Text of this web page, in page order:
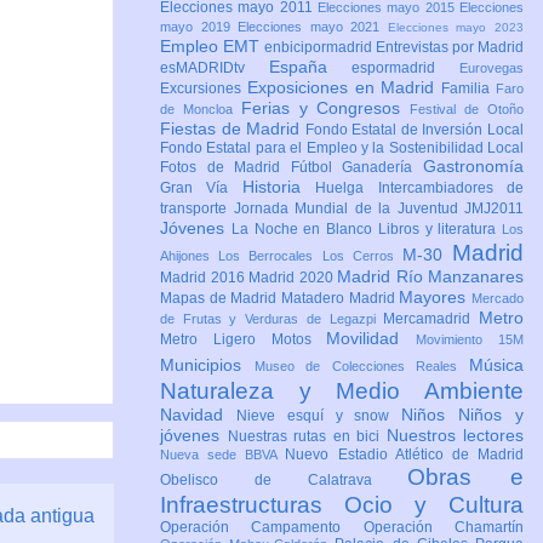
antigua
Elecciones mayo 2011 Elecciones mayo 2015 Elecciones
mayo 2019
Elecciones mayo 2021 Elecciones mayo 2023
Empleo EMT enbicipormadrid Entrevistas por Madrid
esMADRIDtv Españaespormadrid Eurovegas
Excursiones Exposiciones en Madrid Familia Faro
de Moncloa
Ferias y Congresos Festival de Otoño
Fiestas de Madrid Fondo Estatal de Inversión Local
Fondo Estatal para el Empleo y la Sostenibilidad Local
Fotos de Madrid
FútbolGanaderíaGastronomía
Gran Vía Historia Huelga
Intercambiadores de
transporte Jornada Mundial de la Juventud JMJ2011
Jóvenes La Noche en Blanco Libros y literatura
Los
Ahijones
Los Berrocales Los Cerros M-30 Madrid
Madrid 2016 Madrid 2020 Madrid Río Manzanares
Mapas de Madrid Matadero Madrid Mayores Mercado
de Frutas y Verduras de Legazpi
Mercamadrid Metro
Metro Ligero Motos Movilidad Movimiento 15M
Municipios Museo de Colecciones Reales Música
Naturaleza y Medio Ambiente
Navidad Nieve esquí y snow Niños Niños y
jóvenes
Nuestras rutas en bici Nuestros lectores
Nueva sede BBVA
Nuevo Estadio Atlético de Madrid
Obelisco de Calatrava Obras e
Infraestructuras Ocio y Cultura
Operación Campamento Operación Chamartín